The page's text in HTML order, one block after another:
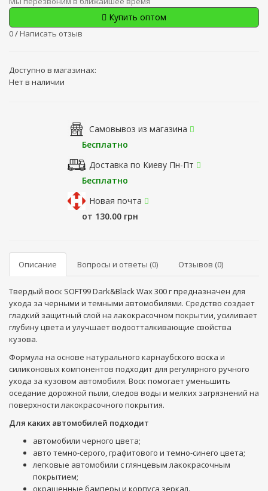
Купить оптом
0/ Написать отзыв
Доступно в магазинах:
Нет в наличии
Самовывоз из магазина
Бесплатно
Доставка по Киеву Пн-Пт
Бесплатно
Новая почта
от 130.00 грн
Описание Вопросы и ответы (0) Отзывов (0)
Твердый воск SOFT99 Dark&Black Wax 300 г предназначен для
ухода за черными и темными автомобилями. Средство создает
гладкий защитный слой на лакокрасочном покрытии, усиливает
глубину цвета и улучшает водоотталкивающие свойства
кузова.
Формула на основе натурального карнаубского воска и
силиконовых компонентов подходит для регулярного ручного
ухода за кузовом автомобиля. Воск помогает уменьшить
оседание дорожной пыли, следов воды и мелких загрязнений на
поверхности лакокрасочного покрытия.
Для каких автомобилей подходит
автомобили черного цвета;
авто темно-серого, графитового и темно-синего цвета;
легковые автомобили с глянцевым лакокрасочным
покрытием;
окрашенные бамперы и корпуса зеркал.